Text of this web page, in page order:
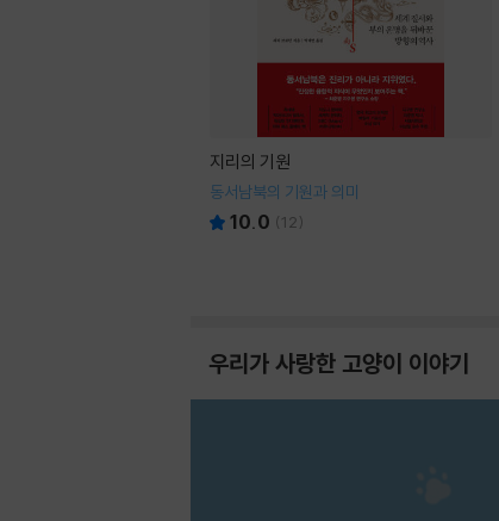
지리의 기원
동서남북의 기원과 의미
10.0 (12)
우리가 사랑한 고양이 이야기